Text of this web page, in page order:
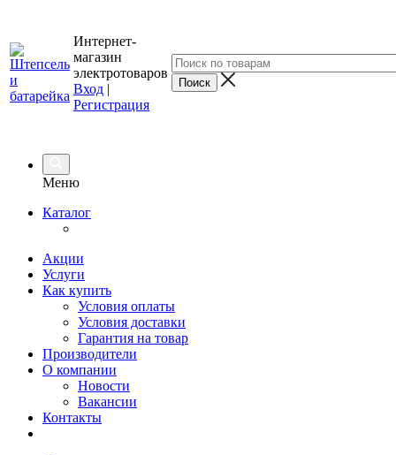
Интернет-
магазин
электротоваров
Вход |
Регистрация
Меню
Каталог
Акции
Услуги
Как купить
Условия оплаты
Условия доставки
Гарантия на товар
Производители
О компании
Новости
Вакансии
Контакты